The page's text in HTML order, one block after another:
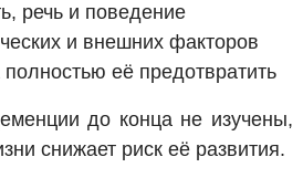
речь и поведение
и внешних факторов
её предотвратить
до конца не изучены,
снижает риск её развития.